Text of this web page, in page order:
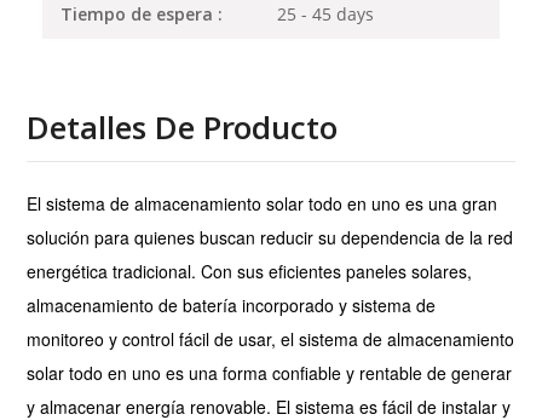
Tiempo de espera : 25 - 45 days
Detalles De Producto
El sistema de almacenamiento solar todo en uno es una gran
solución para quienes buscan reducir su dependencia de la red
energética tradicional. Con sus eficientes paneles solares,
almacenamiento de batería incorporado y sistema de
monitoreo y control fácil de usar, el sistema de almacenamiento
solar todo en uno es una forma confiable y rentable de generar
y almacenar energía renovable. El sistema es fácil de instalar y